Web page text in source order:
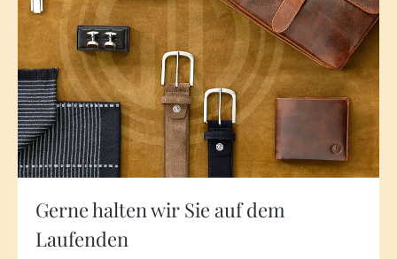
Gerne halten wir Sie auf dem
Laufenden